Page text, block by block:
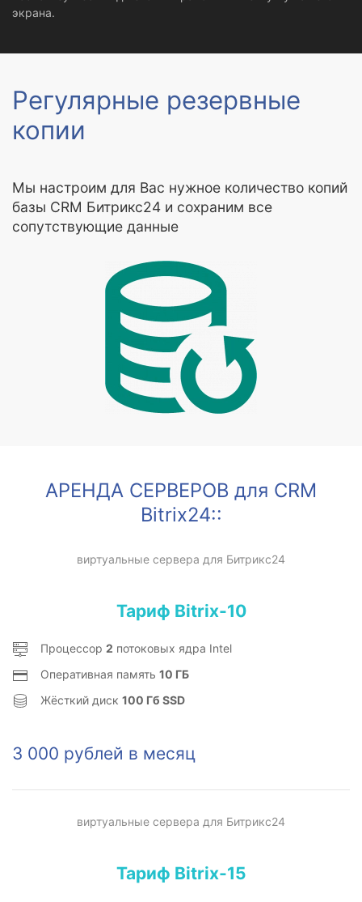
экрана.
Регулярные резервные
копии
Мы настроим для Вас нужное количество копий
базы CRM Битрикс24 и сохраним все
сопутствующие данные
АРЕНДА СЕРВЕРОВ для CRM
Bitrix24::
виртуальные сервера для Битрикс24
Тариф Bitrix-10
Процессор 2 потоковых ядра Intel
Оперативная память 10 ГБ
Жёсткий диск 100 Гб SSD
3 000 рублей в месяц
виртуальные сервера для Битрикс24
Тариф Bitrix-15